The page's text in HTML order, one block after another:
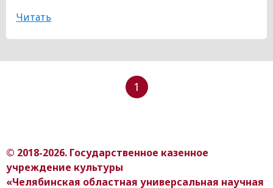
Читать
1
© 2018-2026. Государственное казенное
учреждение культуры
«Челябинская областная универсальная научная